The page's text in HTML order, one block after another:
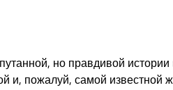
но правдивой
и, пожалуй, самой известной